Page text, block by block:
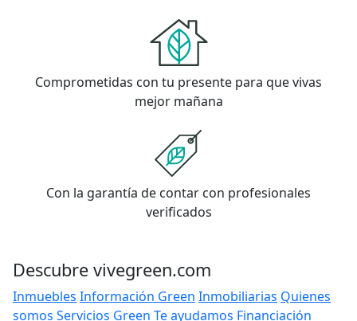
Comprometidas con tu presente para que vivas
mejor mañana
Con la garantía de contar con profesionales
verificados
Descubre vivegreen.com
Inmuebles Información Green Inmobiliarias Quienes
somos Servicios Green Te ayudamos Financiación